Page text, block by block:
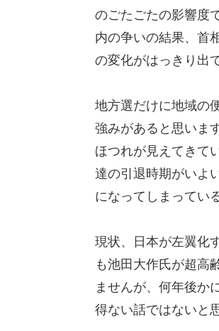
のごたごたの影響度
内の争いの結果、首
の変化がはっきり出
地方選だけに地域の
強みがあると思いま
ほつれが見えてきて
達の引退時期がいよ
になってしまってい
現状、日本が左翼化
も池田大作氏が超高
ませんが、何年後か
得ない話ではないと